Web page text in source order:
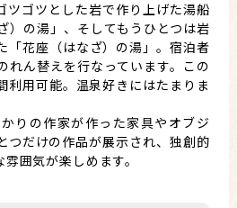
ツゴツとした岩で作り上げた湯船
）の湯」、そしてもうひとつは岩
「花座（はなざ）の湯」。宿泊者
れん替えを行なっています。この
利用可能。温泉好きにはたまりま
りの作家が作った家具やオブジ
つだけの作品が展示され、独創的
囲気が楽しめます。